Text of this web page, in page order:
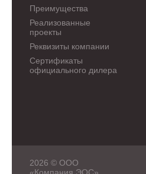
Преимущества
Реализованные
проекты
Реквизиты компании
Сертификаты
официального дилера
2026 © ООО